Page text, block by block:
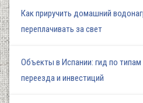
Как приручить домашний
переплачивать за свет
Объекты в Испании: гид по
переезда и инвестиций